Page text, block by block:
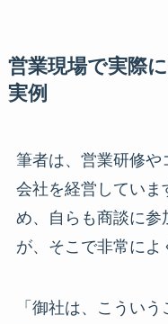
営業現場で実際
実例
筆者は、営業研修や
会社を経営していま
め、自らも商談に参
が、そこで非常によ
「御社は、こうい